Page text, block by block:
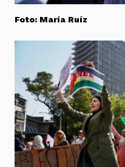
Foto: María Ruíz